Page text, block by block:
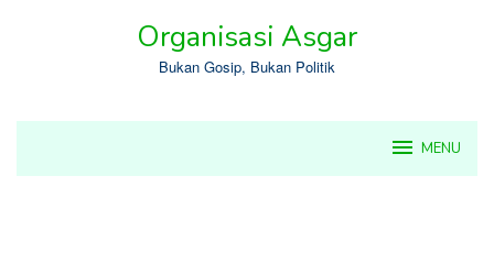
Organisasi Asgar
Bukan Gosip, Bukan Politik
MENU